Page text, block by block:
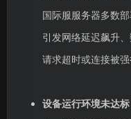
国际服服务器多数
引发网络延迟飙升
请求超时或连接被强
设备运行环境未达标